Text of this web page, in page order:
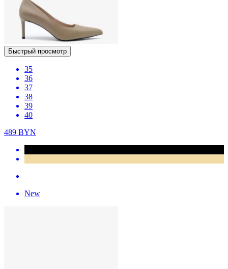
Быстрый просмотр
35
36
37
38
39
40
489 BYN
New